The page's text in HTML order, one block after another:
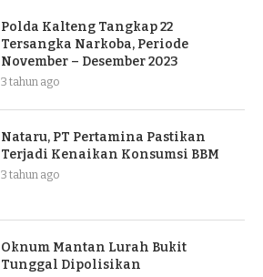
Polda Kalteng Tangkap 22
Tersangka Narkoba, Periode
November – Desember 2023
3 tahun ago
Nataru, PT Pertamina Pastikan
Terjadi Kenaikan Konsumsi BBM
3 tahun ago
Oknum Mantan Lurah Bukit
Tunggal Dipolisikan